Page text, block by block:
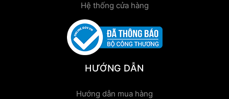
Hệ thống cửa hàng
HƯỚNG DẪN
Hướng dẫn mua hàng